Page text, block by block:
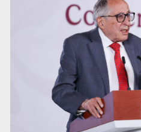
Advierten retrocesos en
del INAI